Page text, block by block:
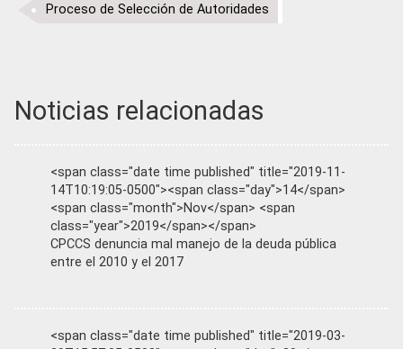
Proceso de Selección de Autoridades
Noticias relacionadas
<span class="date time published" title="2019-11-
14T10:19:05-0500"><span class="day">14</span>
<span class="month">Nov</span> <span
class="year">2019</span></span>
CPCCS denuncia mal manejo de la deuda pública
entre el 2010 y el 2017
<span class="date time published" title="2019-03-